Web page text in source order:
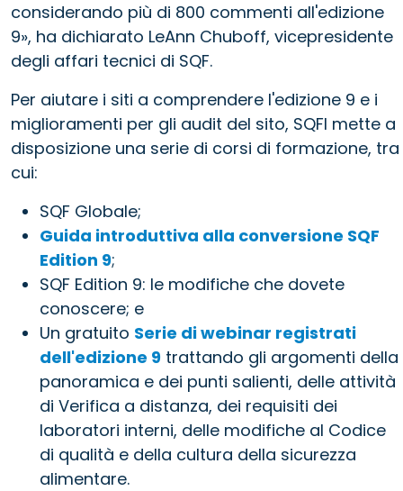
considerando più di 800 commenti all'edizione
9», ha dichiarato LeAnn Chuboff, vicepresidente
degli affari tecnici di SQF.
Per aiutare i siti a comprendere l'edizione 9 e i
miglioramenti per gli audit del sito, SQFI mette a
disposizione una serie di corsi di formazione, tra
cui:
SQF Globale;
Guida introduttiva alla conversione SQF
Edition 9;
SQF Edition 9: le modifiche che dovete
conoscere; e
Un gratuito Serie di webinar registrati
dell'edizione 9 trattando gli argomenti della
panoramica e dei punti salienti, delle attività
di Verifica a distanza, dei requisiti dei
laboratori interni, delle modifiche al Codice
di qualità e della cultura della sicurezza
alimentare.